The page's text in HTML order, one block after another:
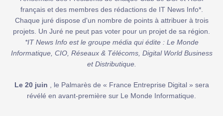
français et des membres des rédactions de IT News Info*.
Chaque juré dispose d'un nombre de points à attribuer à trois
projets. Un Juré ne peut pas voter pour un projet de sa région.
*IT News Info est le groupe média qui édite : Le Monde
Informatique, CIO, Réseaux & Télécoms, Digital World Business
et Distributique.
Le 20 juin , le Palmarès de « France Entreprise Digital » sera
révélé en avant-première sur Le Monde Informatique.